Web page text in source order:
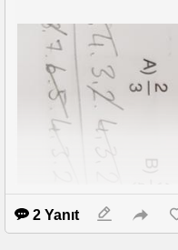
2 Yanıt